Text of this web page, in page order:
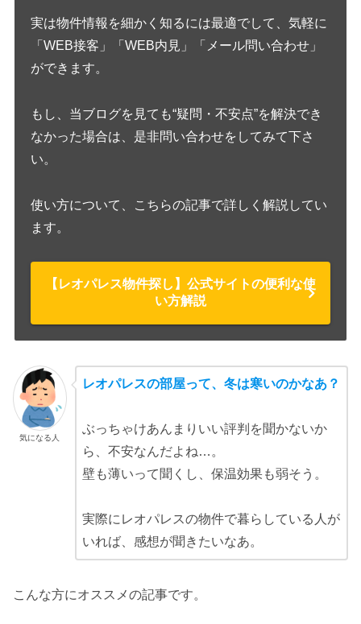
実は物件情報を細かく知るには最適でして、気軽に
「WEB接客」「WEB内見」「メール問い合わせ」
ができます。
もし、当ブログを見ても“疑問・不安点”を解決でき
なかった場合は、是非問い合わせをしてみて下さ
い。
使い方について、こちらの記事で詳しく解説してい
ます。
【レオパレス物件探し】公式サイトの便利な使
い方解説
気になる人
レオパレスの部屋って、冬は寒いのかなあ？
ぶっちゃけあんまりいい評判を聞かないか
ら、不安なんだよね…。
壁も薄いって聞くし、保温効果も弱そう。
実際にレオパレスの物件で暮らしている人が
いれば、感想が聞きたいなあ。
こんな方にオススメの記事です。